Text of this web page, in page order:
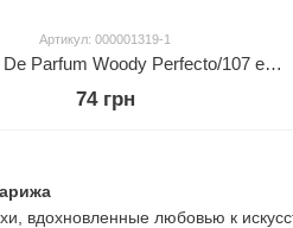
вдохновленные любовью к
Артикул: 000001319-1
Parle Moi De Parfum Woody Perfecto/107 edp, Франция
74 грн